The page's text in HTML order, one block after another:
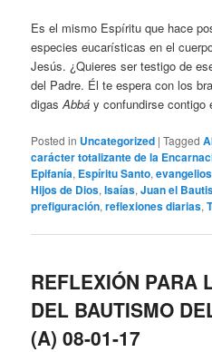
Es el mismo Espíritu que hace
especies eucarísticas en el
Jesús. ¿Quieres ser testigo de
del Padre. Él te espera con los
digasAbbá y confundirse contigo
Posted in Uncategorized |Tagged
carácter totalizante de la
Epifanía, Espíritu Santo,
Hijos de Dios,Isaías,Juan el
prefiguración,reflexiones diarias,
REFLEXIÓN PARA
DEL BAUTISMO
(A) 08-01-17